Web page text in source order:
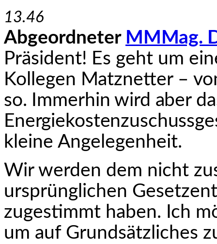
13.46
Abgeordneter MMMag.
Präsident! Es geht um
Kollegen Matznetter –
so. Immerhin wird aber
kleine Angelegenheit.
Wir werden dem nicht
ursprünglichen
zugestimmt haben. Ich
um auf Grundsätzliches